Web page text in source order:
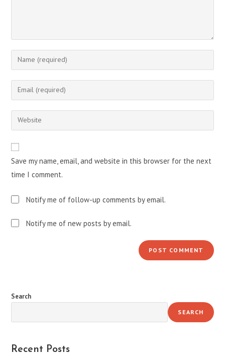
Enter
your
name
comment
Enter
your
email
address
comment
Enter
your
website
URL
(optional)
Save my name, email, and website in this browser for the next
time I comment.
Notify me of follow-up comments by email.
Notify me of new posts by email.
Search
SEARCH
Recent Posts